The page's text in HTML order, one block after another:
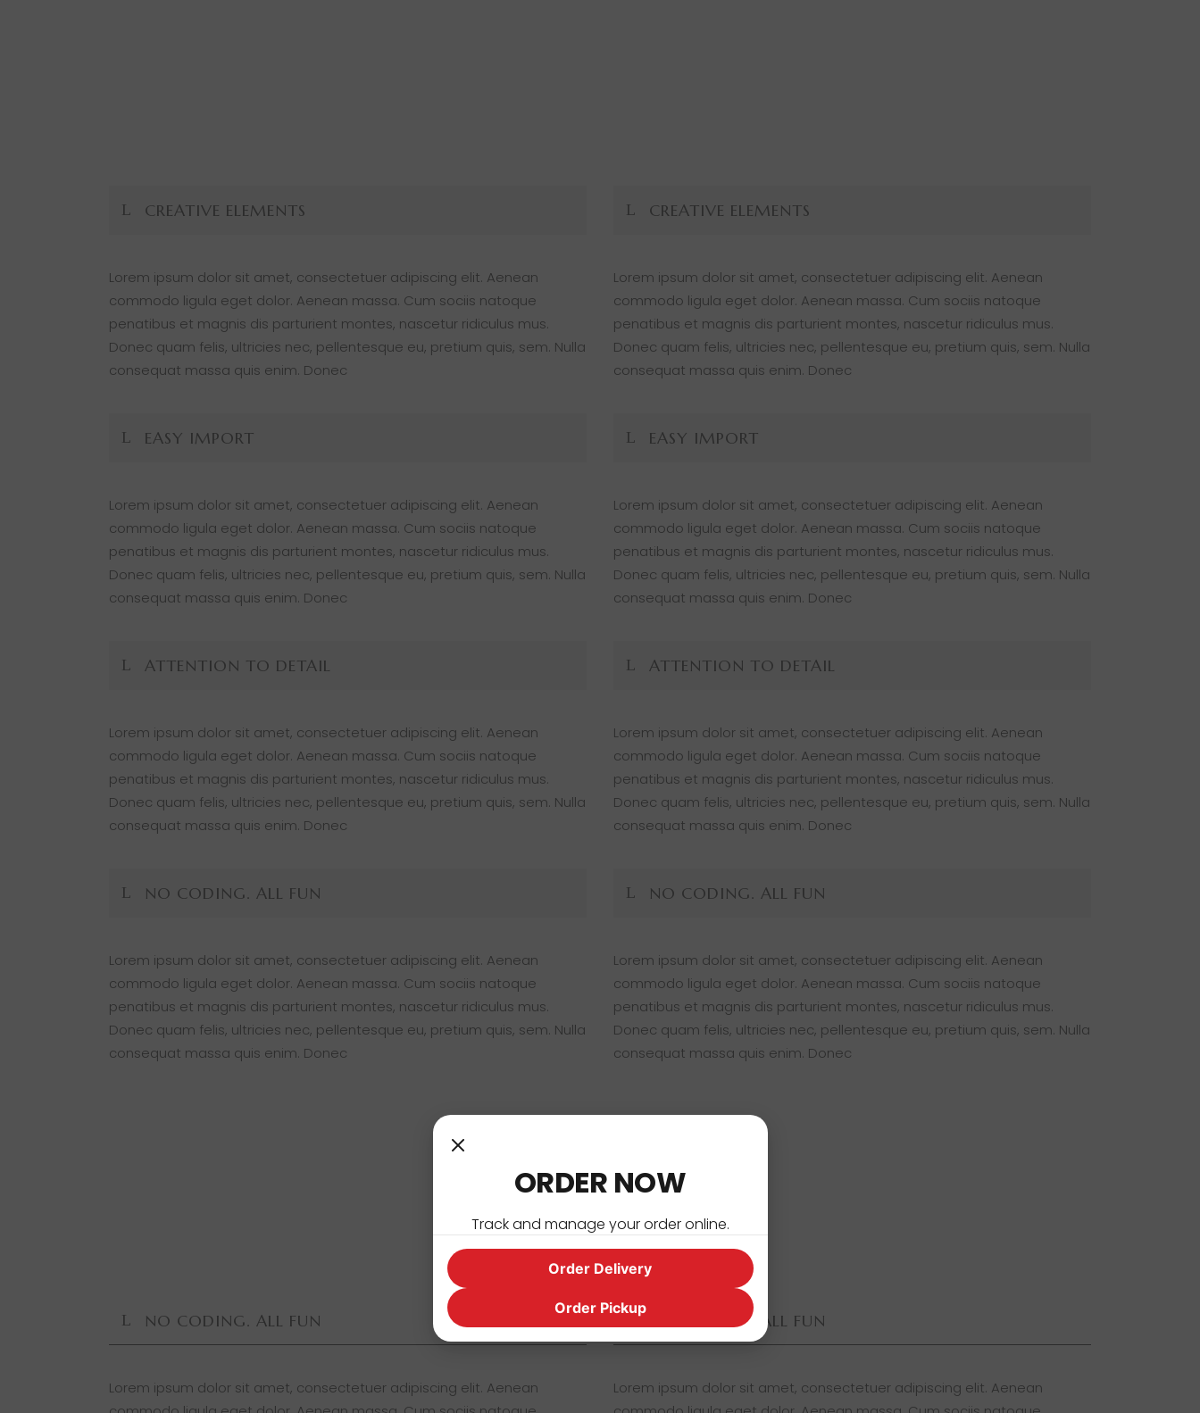
CREATIVE ELEMENTS
Lorem ipsum dolor sit amet, consectetuer adipiscing elit. Aenean
commodo ligula eget dolor. Aenean massa. Cum sociis natoque
penatibus et magnis dis parturient montes, nascetur ridiculus mus.
Donec quam felis, ultricies nec, pellentesque eu, pretium quis, sem. Nulla
consequat massa quis enim. Donec
EASY IMPORT
Lorem ipsum dolor sit amet, consectetuer adipiscing elit. Aenean
commodo ligula eget dolor. Aenean massa. Cum sociis natoque
penatibus et magnis dis parturient montes, nascetur ridiculus mus.
Donec quam felis, ultricies nec, pellentesque eu, pretium quis, sem. Nulla
consequat massa quis enim. Donec
ATTENTION TO DETAIL
Lorem ipsum dolor sit amet, consectetuer adipiscing elit. Aenean
commodo ligula eget dolor. Aenean massa. Cum sociis natoque
penatibus et magnis dis parturient montes, nascetur ridiculus mus.
Donec quam felis, ultricies nec, pellentesque eu, pretium quis, sem. Nulla
consequat massa quis enim. Donec
NO CODING. ALL FUN
Lorem ipsum dolor sit amet, consectetuer adipiscing elit. Aenean
commodo ligula eget dolor. Aenean massa. Cum sociis natoque
penatibus et magnis dis parturient montes, nascetur ridiculus mus.
Donec quam felis, ultricies nec, pellentesque eu, pretium quis, sem. Nulla
consequat massa quis enim. Donec
CREATIVE ELEMENTS
Lorem ipsum dolor sit amet, consectetuer adipiscing elit. Aenean
commodo ligula eget dolor. Aenean massa. Cum sociis natoque
penatibus et magnis dis parturient montes, nascetur ridiculus mus.
Donec quam felis, ultricies nec, pellentesque eu, pretium quis, sem. Nulla
consequat massa quis enim. Donec
EASY IMPORT
Lorem ipsum dolor sit amet, consectetuer adipiscing elit. Aenean
commodo ligula eget dolor. Aenean massa. Cum sociis natoque
penatibus et magnis dis parturient montes, nascetur ridiculus mus.
Donec quam felis, ultricies nec, pellentesque eu, pretium quis, sem. Nulla
consequat massa quis enim. Donec
ATTENTION TO DETAIL
Lorem ipsum dolor sit amet, consectetuer adipiscing elit. Aenean
commodo ligula eget dolor. Aenean massa. Cum sociis natoque
penatibus et magnis dis parturient montes, nascetur ridiculus mus.
Donec quam felis, ultricies nec, pellentesque eu, pretium quis, sem. Nulla
consequat massa quis enim. Donec
NO CODING. ALL FUN
Lorem ipsum dolor sit amet, consectetuer adipiscing elit. Aenean
commodo ligula eget dolor. Aenean massa. Cum sociis natoque
penatibus et magnis dis parturient montes, nascetur ridiculus mus.
Donec quam felis, ultricies nec, pellentesque eu, pretium quis, sem. Nulla
consequat massa quis enim. Donec
NO CODING. ALL FUN
Lorem ipsum dolor sit amet, consectetuer adipiscing elit. Aenean
NO CODING. ALL FUN
Lorem ipsum dolor sit amet, consectetuer adipiscing elit. Aenean
ORDER NOW
Track and manage your order online.
Order Delivery
Order Pickup